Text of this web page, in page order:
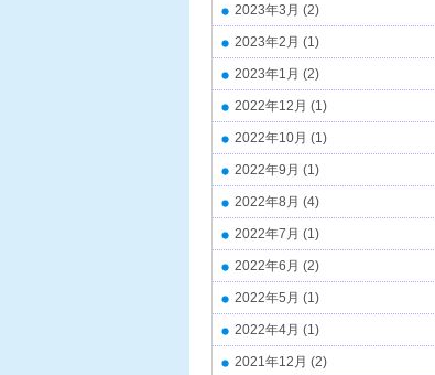
2023年3月 (2)
2023年2月 (1)
2023年1月 (2)
2022年12月 (1)
2022年10月 (1)
2022年9月 (1)
2022年8月 (4)
2022年7月 (1)
2022年6月 (2)
2022年5月 (1)
2022年4月 (1)
2021年12月 (2)